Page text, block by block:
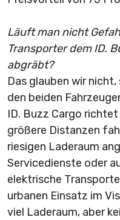
Läuft man nicht
Transporter dem ID.
abgräbt?
Das glauben wir
den beiden
ID. Buzz Cargo
größere Distanzen
riesigen Laderaum
Servicedienste oder
elektrische
urbanen Einsatz im
viel Laderaum, aber